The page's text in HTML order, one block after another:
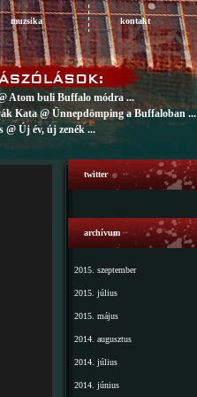
muzsika kontakt
Atom buli Buffalo módra ...
Kata @ Ünnepdömping a Buffaloban ...
@ Új év, új zenék ...
twitter
archívum
2015. szeptember
2015. július
2015. május
2014. augusztus
2014. július
2014. június